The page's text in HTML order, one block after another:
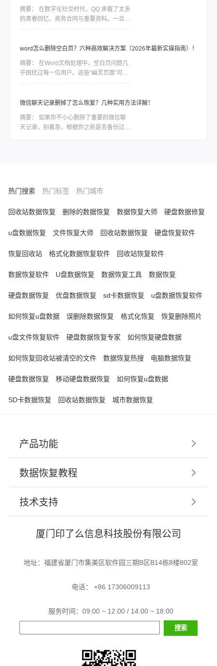
问题。
摘要：
的青春回忆、商务合同与重要资料。一旦误
删聊天记录，由于 QQ 数据的加密特性，恢
等同于永久抹除。在数据底层，删除指令通
数据尚未覆盖该区域，通过合理的方法依然
有很大几率找回。
word怎么删除空白页？六种高效解决方案（2026年最新实操指南）！
摘要：
乎困扰过每一位用户。这些“幽灵页面”可能
由分页符残留、段落格式异常、表格溢出或
白页呢？本文结合最新Office版本特性，整
冗余页面。
微信聊天记录删掉了怎么恢复？几种实用方法详解！
摘要：
天记录，别着急，根据你之前是否备份过、
热门搜索 热门标签 热门城市
回收站数据恢复 删除的数据恢复 数据恢复大师 硬盘数据修复
u盘数据恢复 文件恢复大师 回收站数据恢复 硬盘恢复软件
恢复回收站 格式化数据恢复软件 回收站恢复软件
数据恢复软件 U盘数据恢复 数据恢复工具 数据恢复
硬盘数据恢复 优盘数据恢复 sd卡数据恢复 u盘数据恢复软件
如何恢复u盘数据 误删除数据恢复 格式化恢复 恢复删除照片
u盘文件恢复软件 硬盘数据恢复专家 如何恢复硬盘数据
如何恢复回收站被清空的文件 数据恢复热搜 电脑数据恢复
硬盘数据恢复 移动硬盘数据恢复 如何恢复u盘数据
SD卡数据恢复 回收站数据恢复 城市数据恢复
产品功能
数据恢复教程
技术支持
厦门印了么信息科技股份有限公司
地址：福建省厦门市集美区软件园三期B区B14栋8楼802室
电话： +86 17306009113
服务时间：09:00 ~ 12:00 / 14:00 ~ 18:00